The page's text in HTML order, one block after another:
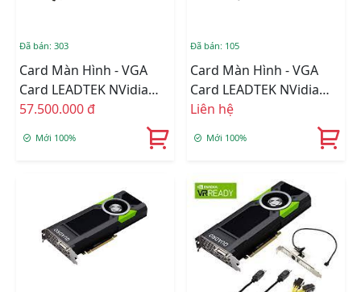
Đã bán: 303
Card Màn Hình - VGA
Card LEADTEK NVidia
Quadro RTX5000 16GB
57.500.000 đ
Mới 100%
Đã bán: 105
Card Màn Hình - VGA
Card LEADTEK NVidia
Quadro RTX4000 8GB
Liên hệ
Mới 100%